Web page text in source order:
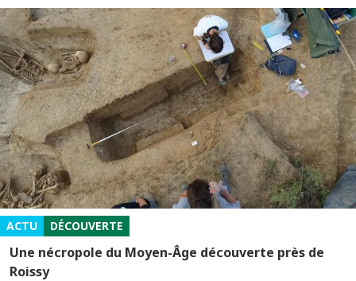
ACTU DÉCOUVERTE
Une nécropole du Moyen-Âge découverte près de
Roissy